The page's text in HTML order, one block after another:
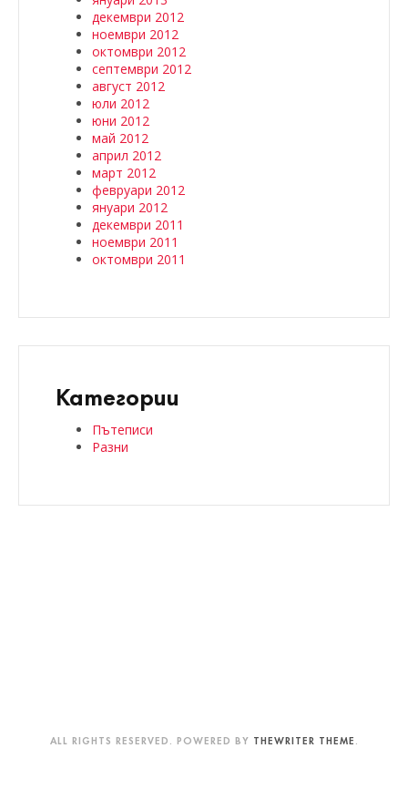
декември 2012
ноември 2012
октомври 2012
септември 2012
август 2012
юли 2012
юни 2012
май 2012
април 2012
март 2012
февруари 2012
януари 2012
декември 2011
ноември 2011
октомври 2011
Категории
Пътеписи
Разни
ALL RIGHTS RESERVED. POWERED BY THEWRITER THEME.